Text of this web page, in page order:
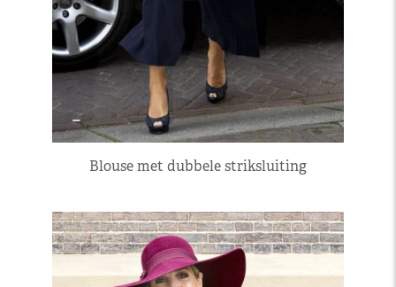
Blouse met dubbele striksluiting